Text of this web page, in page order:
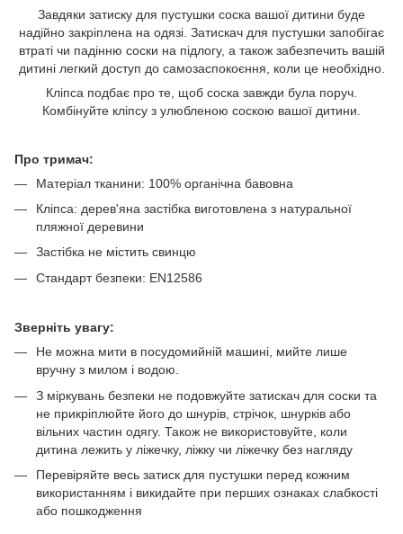
Завдяки затиску для пустушки соска вашої дитини буде
надійно закріплена на одязі. Затискач для пустушки запобігає
втраті чи падінню соски на підлогу, а також забезпечить вашій
дитині легкий доступ до самозаспокоєння, коли це необхідно.
Кліпса подбає про те, щоб соска завжди була поруч.
Комбінуйте кліпсу з улюбленою соскою вашої дитини.
Про тримач:
Матеріал тканини: 100% органічна бавовна
Кліпса: дерев'яна застібка виготовлена з натуральної
пляжної деревини
Застібка не містить свинцю
Стандарт безпеки: EN12586
Зверніть увагу:
Не можна мити в посудомийній машині, мийте лише
вручну з милом і водою.
З міркувань безпеки не подовжуйте затискач для соски та
не прикріплюйте його до шнурів, стрічок, шнурків або
вільних частин одягу. Також не використовуйте, коли
дитина лежить у ліжечку, ліжку чи ліжечку без нагляду
Перевіряйте весь затиск для пустушки перед кожним
використанням і викидайте при перших ознаках слабкості
або пошкодження